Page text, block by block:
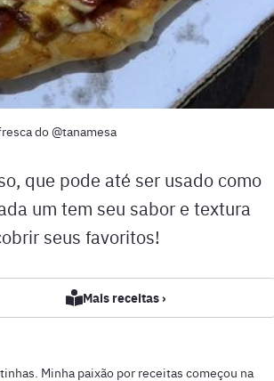
do @tanamesa
que pode até ser usado como
um tem seu sabor e textura
seus favoritos!
Mais receitas ›
Minha paixão por receitas começou na